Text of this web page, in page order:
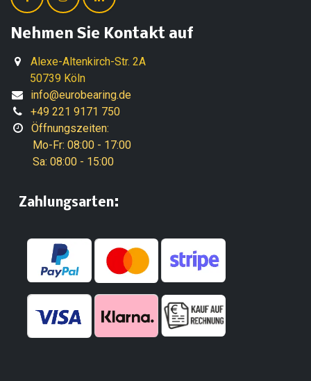
Nehmen Sie Kontakt auf
Alexe-Altenkirch-Str. 2A
50739 Köln
info@eurobearing.de
+49 221 9171 750
Öffnungszeiten:
Mo-Fr: 08:00 - 17:00
Sa: 08:00 - 15:00
​Zahlungsarten: